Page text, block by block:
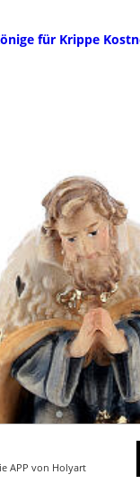
APP von Holyart
für Krippe